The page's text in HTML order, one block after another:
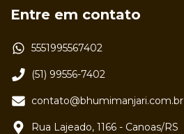
Entre em contato
5551995567402
(51) 99556-7402
contato@bhumimanjari.com.br
Rua Lajeado, 1166 - Canoas/RS